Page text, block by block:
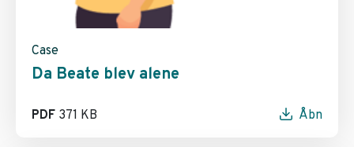
Case
Da Beate blev alene
PDF 371 KB Åbn